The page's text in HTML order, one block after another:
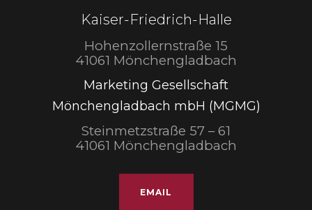
Kaiser-Friedrich-Halle
Hohenzollernstraße 15
41061 Mönchengladbach
Marketing Gesellschaft
Mönchengladbach mbH (MGMG)
Steinmetzstraße 57 – 61
41061 Mönchengladbach
EMAIL